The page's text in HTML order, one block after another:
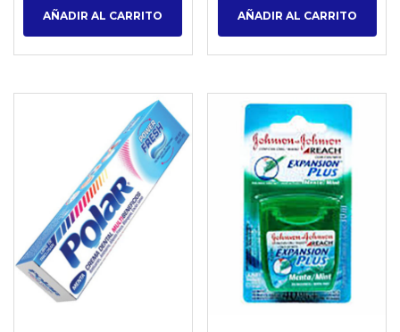
AÑADIR AL CARRITO AÑADIR AL CARRITO